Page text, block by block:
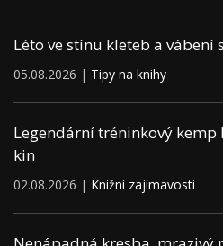
Léto ve stínu kleteb a vábení
05.08.2026 | Tipy na knihy
Legendární tréninkový kemp
kin
02.08.2026 | Knižní zajímavosti